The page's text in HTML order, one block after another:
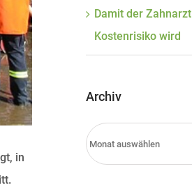
in
Damit der
Kostenrisiko wird
Archiv
Archiv